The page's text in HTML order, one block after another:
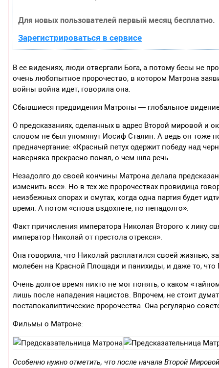
Для новых пользователей первый месяц бесплатно.
Зарегистрироваться в сервисе
В ее видениях, люди отвергали Бога, а потому бесы не
очень любопытное пророчество, в котором Матрона
войны война идет, говорила она.
Сбывшиеся предвидения Матроны — глобальное
О предсказаниях, сделанных в адрес Второй мировой и
словом не был упомянут Иосиф Сталин. А ведь он тоже
предначертание: «Красный петух одержит победу над
наверняка прекрасно понял, о чем шла речь.
Незадолго до своей кончины Матрона делала
изменить все». Но в тех же пророчествах провидица
неизбежных спорах и смутах, когда одна партия будет
время. А потом «снова вздохнете, но ненадолго».
Факт причисления императора Николая Второго к лику
император Николай от престола отрекся».
Она говорила, что Николай расплатился своей жизнью,
молебен на Красной Площади и панихиды, и даже то, что
Очень долгое время никто не мог понять, о каком
лишь после нападения нацистов. Впрочем, не стоит
постапокалиптические пророчества. Она регулярно
Фильмы о Матроне:
Особенно нужно отметить, что после начала Второй